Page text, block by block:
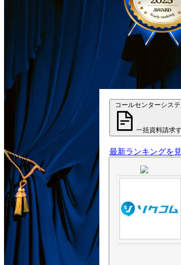
コールセンターシス
一括資料請求
最新ランキングを